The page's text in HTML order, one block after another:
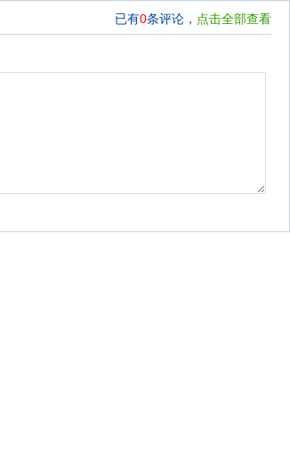
已有0条评论， 点击全部查看